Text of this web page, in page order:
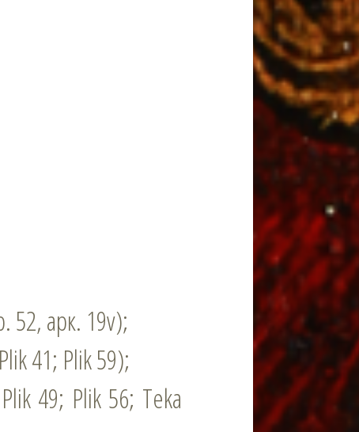
52, арк. 19v);
41; Plik 59);
49; Plik 56; Teka